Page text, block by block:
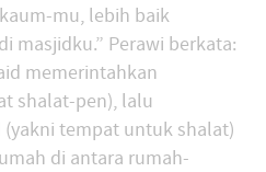
mu, lebih baik
masjidku.” Perawi berkata:
memerintahkan
shalat-pen), lalu
tempat untuk shalat)
di antara rumah-